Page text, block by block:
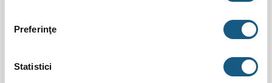
Preferinţe
Statistici